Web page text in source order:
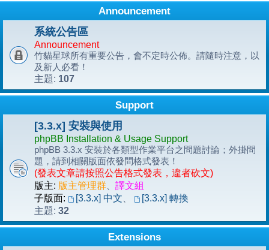
Announcement
系統公告區
Announcement
竹貓星球所有重要公告，會不定時公佈。請隨時注意，以
及新人必看！
主題: 107
Support
[3.3.x] 安裝與使用
phpBB Installation & Usage Support
phpBB 3.3.x 安裝於各類型作業平台之問題討論；外掛問
題，請到相關版面依發問格式發表！
(發表文章請按照公告格式發表，違者砍文)
版主: 版主管理群
譯文組
子版面:
[3.3.x] 中文
[3.3.x] 轉換
主題: 32
Extensions